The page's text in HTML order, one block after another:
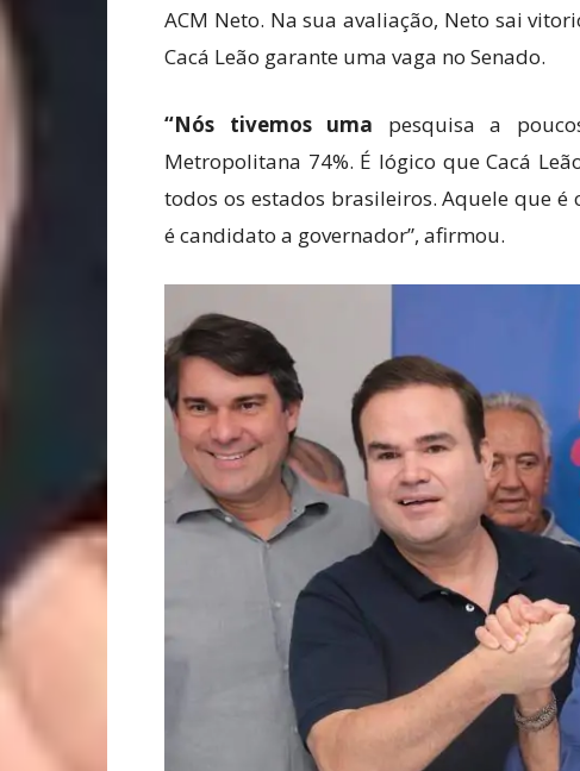
ACM Neto. Na sua avaliação, Neto sai
Cacá Leão garante uma vaga no Senado.
“Nós tivemos uma pesquisa a
Metropolitana 74%. É lógico que Cacá
todos os estados brasileiros. Aquele que
é candidato a governador”, afirmou.